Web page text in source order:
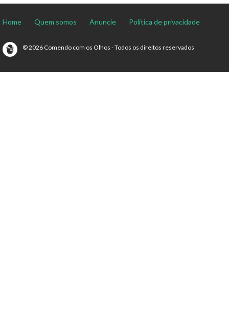
Home Quem somos Anuncie Política de privacidade
© 2026 Comendo com os Olhos - Todos os direitos reservados